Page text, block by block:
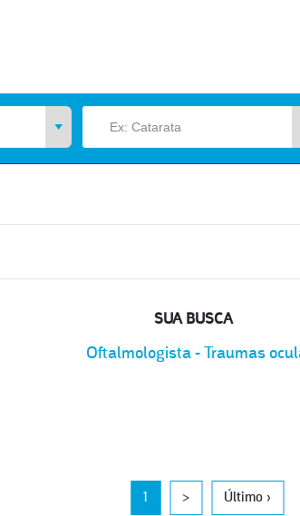
SUA BUSCA
Oftalmologista - Traumas
1 > Último ›